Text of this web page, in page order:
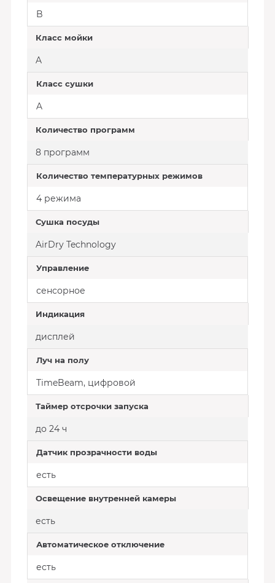
B
Класс мойки
A
Класс сушки
A
Количество программ
8 программ
Количество температурных режимов
4 режима
Сушка посуды
AirDry Technology
Управление
сенсорное
Индикация
дисплей
Луч на полу
TimeBeam, цифровой
Таймер отсрочки запуска
до 24 ч
Датчик прозрачности воды
есть
Освещение внутренней камеры
есть
Автоматическое отключение
есть